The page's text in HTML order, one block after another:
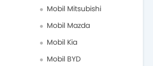
Mobil Mitsubishi
Mobil Mazda
Mobil Kia
Mobil BYD